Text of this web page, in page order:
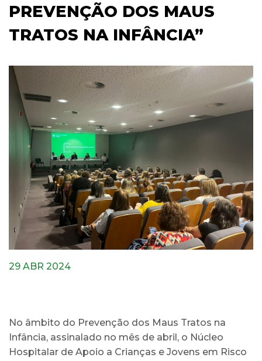
PREVENÇÃO DOS MAUS
TRATOS NA INFÂNCIA”
29 ABR 2024
No âmbito do Prevenção dos Maus Tratos na
Infância, assinalado no mês de abril, o Núcleo
Hospitalar de Apoio a Crianças e Jovens em Risco